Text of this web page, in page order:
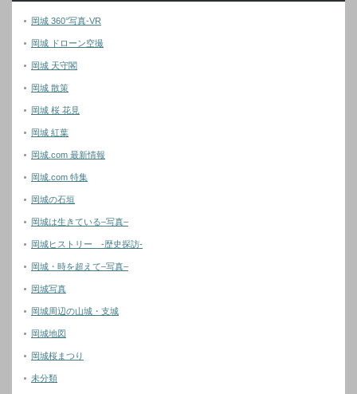
岡城 360°写真-VR
岡城 ドローン空撮
岡城 天守閣
岡城 散策
岡城 桜 花見
岡城 紅葉
岡城.com 最新情報
岡城.com 特集
岡城の石垣
岡城は生きている–写真–
岡城ヒストリー -歴史探訪-
岡城・時を超えて–写真–
岡城写真
岡城周辺の山城・支城
岡城地図
岡城桜まつり
未分類